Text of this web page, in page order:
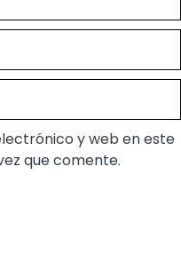
y web en este
que comente.